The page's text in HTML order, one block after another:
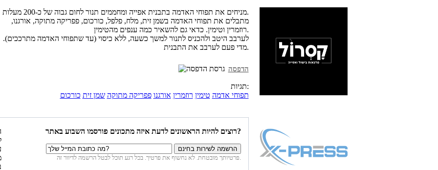
מניחים את תפוחי האדמה בתבנית אפייה ומחממים תנור לחום גבוה של כ-200 מעלות.
מתבלים את תפוחי האדמה בשמן זית, מלח, פלפל, כורכום, פפריקה מתוקה, אורגנו,
רוזמרין וטימין. כדאי גם להשאיר כמה ענפים מהטימין.
לערבב היטב ולהכניס לתנור למשך כשעה, ללא כיסוי (עד שתפוחי האדמה מתרככים).
מדי פעם לערבב את התבנית.
הדפסה
תגיות:
תפוחי אדמה טימין רוזמרין אורגנו פפריקה מתוקה שמן זית כורכום
רוצים להיות הראשונים לדעת איזה מתכונים פורסמו השבוע באתר?
פרטיותך מובטחת. לא נחשוף את פרטיך. בכל רגע תוכל לבטל הרשמה לדיוור זה.